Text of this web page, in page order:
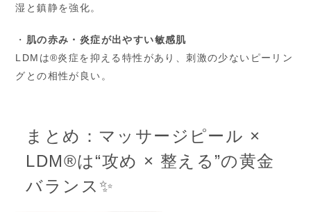
湿と鎮静を強化。
・ 肌の赤み・炎症が出やすい敏感肌
LDMは®炎症を抑える特性があり、刺激の少ないピーリン
グとの相性が良い。
まとめ：マッサージピール ×
LDM®は“攻め × 整える”の黄金
バランス✨